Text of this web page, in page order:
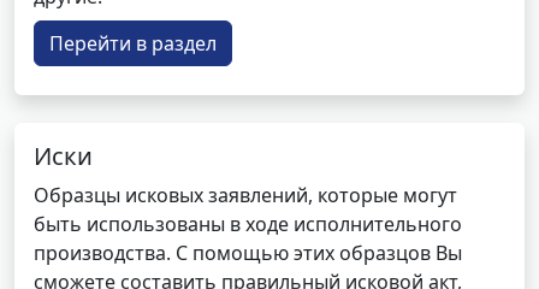
Перейти в раздел
Иски
Образцы исковых заявлений, которые могут
быть использованы в ходе исполнительного
производства. С помощью этих образцов Вы
сможете составить правильный исковой акт,